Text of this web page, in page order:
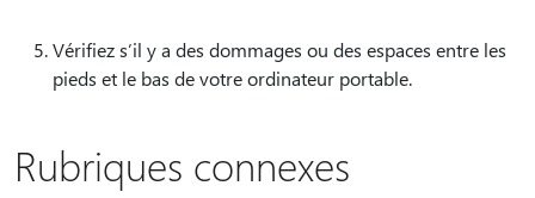
Vérifiez s’il y a des dommages ou des espaces entre les
pieds et le bas de votre ordinateur portable.
Rubriques connexes